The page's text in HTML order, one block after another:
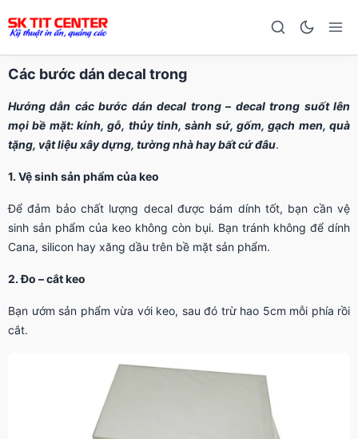
Các bước dán decal trong
Hướng dẫn các bước dán decal trong – decal trong suốt lên
mọi bề mặt: kính, gỗ, thủy tinh, sành sứ, gốm, gạch men, quà
tặng, vật liệu xây dựng, tường nhà hay bất cứ đâu.
1. Vệ sinh sản phẩm của keo
Để đảm bảo chất lượng decal được bám dính tốt, bạn cần vệ
sinh sản phẩm của keo không còn bụi. Bạn tránh không để dính
Cana, silicon hay xăng dầu trên bề mặt sản phẩm.
2. Đo – cắt keo
Bạn ướm sản phẩm vừa với keo, sau đó trừ hao 5cm mỗi phía rồi
cắt.